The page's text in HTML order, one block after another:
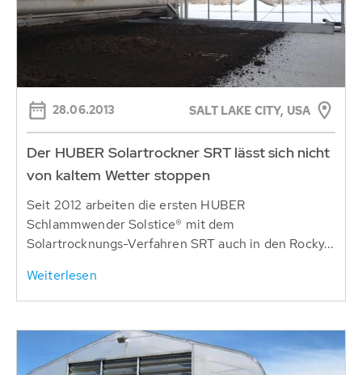
28.06.2013 SALT LAKE CITY, USA
Der HUBER Solartrockner SRT lässt sich nicht
von kaltem Wetter stoppen
Seit 2012 arbeiten die ersten HUBER
Schlammwender Solstice® mit dem
Solartrocknungs-Verfahren SRT auch in den Rocky...
Weiterlesen